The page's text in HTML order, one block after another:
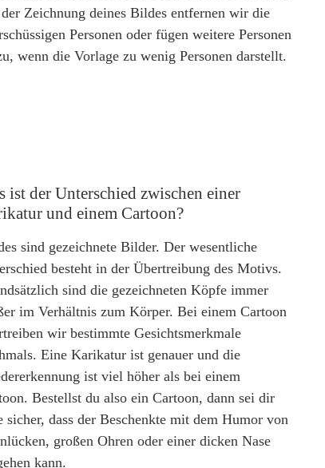
Zeichnung deines Bildes entfernen wir die
Personen oder fügen weitere Personen
wenn die Vorlage zu wenig Personen darstellt.
ist der Unterschied zwischen einer
und einem Cartoon?
sind gezeichnete Bilder. Der wesentliche
besteht in der Übertreibung des Motivs.
sind die gezeichneten Köpfe immer
im Verhältnis zum Körper. Bei einem Cartoon
wir bestimmte Gesichtsmerkmale
Eine Karikatur ist genauer und die
ist viel höher als bei einem
Bestellst du also ein Cartoon, dann sei dir
sicher, dass der Beschenkte mit dem Humor von
großen Ohren oder einer dicken Nase
kann.